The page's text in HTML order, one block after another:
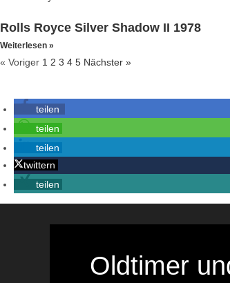
Rolls Royce Silver Shadow II 1978
Weiterlesen »
« Voriger 1 2 3 4 5 Nächster »
teilen
teilen
teilen
twittern
teilen
Oldtimer